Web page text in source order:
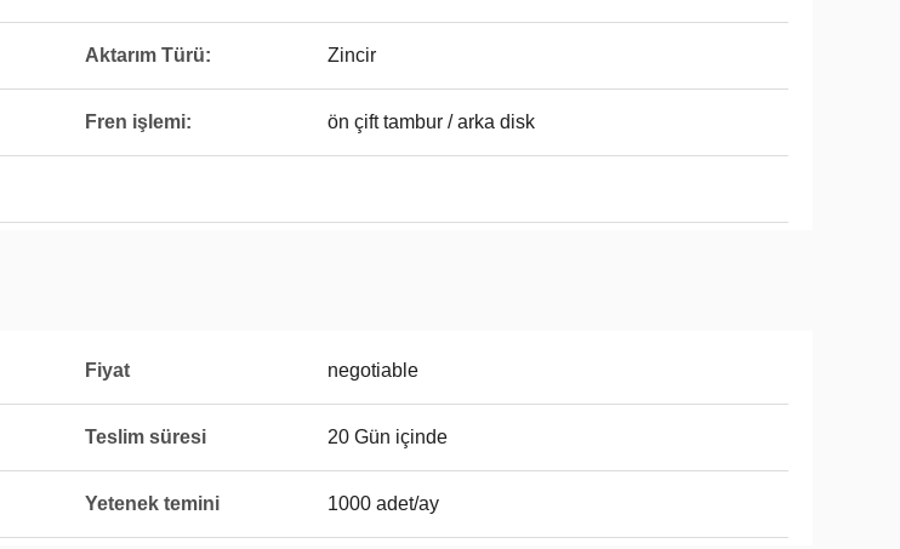
Aktarım Türü: Zincir
Fren işlemi: ön çift tambur / arka disk
Fiyat negotiable
Teslim süresi 20 Gün içinde
Yetenek temini 1000 adet/ay